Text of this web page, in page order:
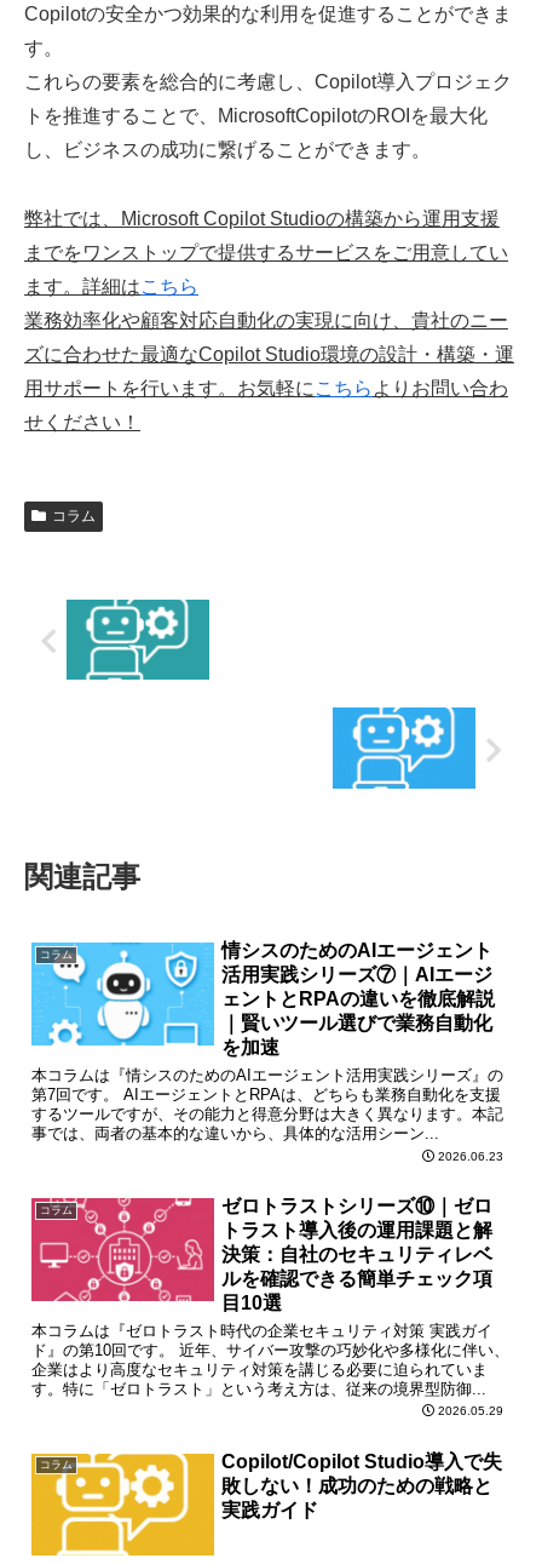
Copilotの安全かつ効果的な利用を促進することができま
す。
これらの要素を総合的に考慮し、Copilot導入プロジェク
トを推進することで、MicrosoftCopilotのROIを最大化
し、ビジネスの成功に繋げることができます。
弊社では、Microsoft Copilot Studioの構築から運用支援
までをワンストップで提供するサービスをご用意してい
ます。詳細はこちら
業務効率化や顧客対応自動化の実現に向け、貴社のニー
ズに合わせた最適なCopilot Studio環境の設計・構築・運
用サポートを行います。お気軽に こちら よりお問い合わ
せください！
コラム
関連記事
コラム
情シスのためのAIエージェント
活用実践シリーズ⑦｜AIエージ
ェントとRPAの違いを徹底解説
｜賢いツール選びで業務自動化
を加速
本コラムは『情シスのためのAIエージェント活用実践シリーズ』の
第7回です。 AIエージェントとRPAは、どちらも業務自動化を支援
するツールですが、その能力と得意分野は大きく異なります。本記
事では、両者の基本的な違いから、具体的な活用シーン...
2026.06.23
コラム
ゼロトラストシリーズ⑩｜ゼロ
トラスト導入後の運用課題と解
決策：自社のセキュリティレベ
ルを確認できる簡単チェック項
目10選
本コラムは『ゼロトラスト時代の企業セキュリティ対策 実践ガイ
ド』の第10回です。 近年、サイバー攻撃の巧妙化や多様化に伴い、
企業はより高度なセキュリティ対策を講じる必要に迫られていま
す。特に「ゼロトラスト」という考え方は、従来の境界型防御...
2026.05.29
コラム
Copilot/Copilot Studio導入で失
敗しない！成功のための戦略と
実践ガイド